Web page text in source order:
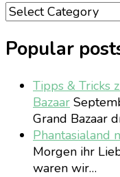
Categories
Popular
Tipps & Tricks
Bazaar
Grand Bazaar
Phantasialand
Morgen ihr
waren wir…